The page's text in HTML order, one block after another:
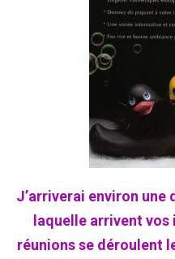
J’arriverai environ une
laquelle arrivent vos
réunions se déroulent